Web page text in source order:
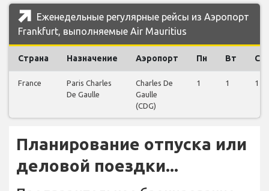
Еженедельные регулярные рейсы из Аэропорт
Frankfurt, выполняемые Air Mauritius
Страна Назначение Аэропорт Пн Вт Ср
France
Paris Charles
De Gaulle
Charles De
Gaulle
(CDG)
1 1 1
Планирование отпуска или
деловой поездки...